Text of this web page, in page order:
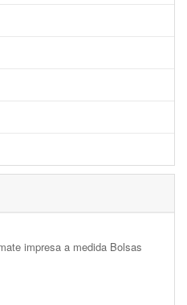
impresa a medida Bolsas